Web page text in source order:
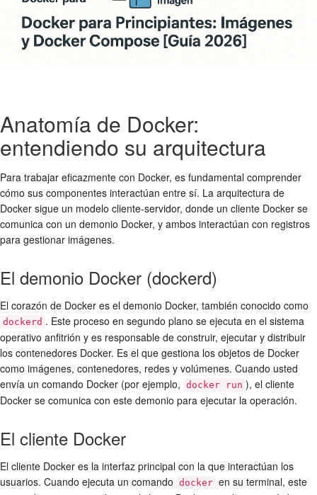
Anatomía de Docker:
entendiendo su arquitectura
Para trabajar eficazmente con Docker, es fundamental comprender
cómo sus componentes interactúan entre sí. La arquitectura de
Docker sigue un modelo cliente-servidor, donde un cliente Docker se
comunica con un demonio Docker, y ambos interactúan con registros
para gestionar imágenes.
El demonio Docker (dockerd)
El corazón de Docker es el demonio Docker, también conocido como
dockerd . Este proceso en segundo plano se ejecuta en el sistema
operativo anfitrión y es responsable de construir, ejecutar y distribuir
los contenedores Docker. Es el que gestiona los objetos de Docker
como imágenes, contenedores, redes y volúmenes. Cuando usted
envía un comando Docker (por ejemplo, docker run ), el cliente
Docker se comunica con este demonio para ejecutar la operación.
El cliente Docker
El cliente Docker es la interfaz principal con la que interactúan los
usuarios. Cuando ejecuta un comando docker en su terminal, este